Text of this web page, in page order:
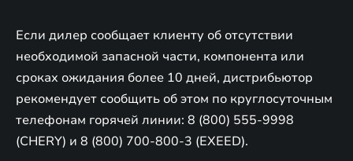
Если дилер сообщает клиенту об отсутствии
необходимой запасной части, компонента или
сроках ожидания более 10 дней, дистрибьютор
рекомендует сообщить об этом по круглосуточным
телефонам горячей линии: 8 (800) 555-9998
(CHERY) и 8 (800) 700-800-3 (EXEED).